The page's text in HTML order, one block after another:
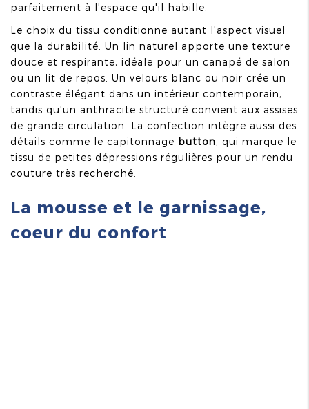
parfaitement à l'espace qu'il habille.
Le choix du tissu conditionne autant l'aspect visuel
que la durabilité. Un lin naturel apporte une texture
douce et respirante, idéale pour un canapé de salon
ou un lit de repos. Un velours blanc ou noir crée un
contraste élégant dans un intérieur contemporain,
tandis qu'un anthracite structuré convient aux assises
de grande circulation. La confection intègre aussi des
détails comme le capitonnage button, qui marque le
tissu de petites dépressions régulières pour un rendu
couture très recherché.
La mousse et le garnissage,
coeur du confort